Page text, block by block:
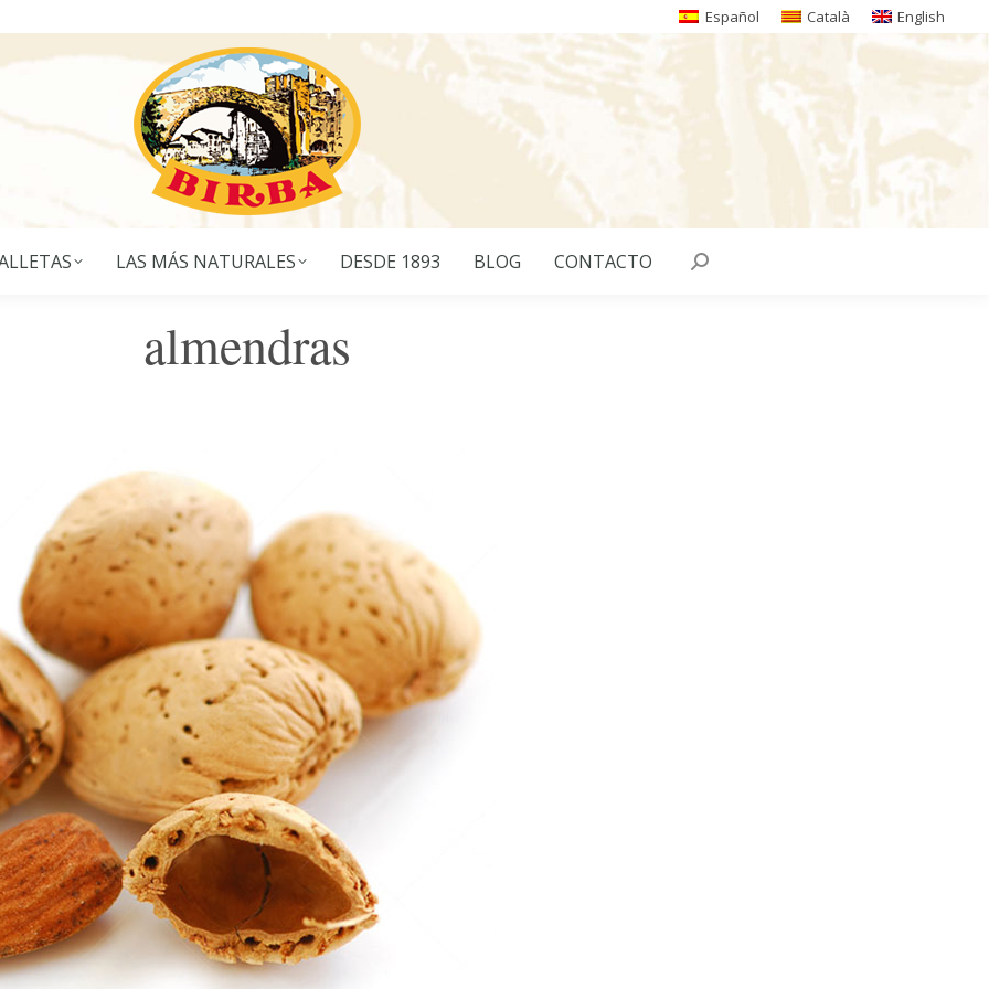
Español Català English
LAS MÁS NATURALES DESDE 1893 BLOG CONTACTO Buscar:
almendras